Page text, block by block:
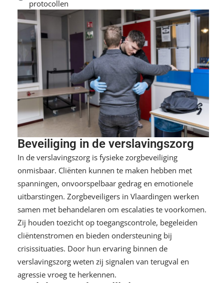
protocollen
Beveiliging in de verslavingszorg
In de verslavingszorg is fysieke zorgbeveiliging
onmisbaar. Cliënten kunnen te maken hebben met
spanningen, onvoorspelbaar gedrag en emotionele
uitbarstingen. Zorgbeveiligers in Vlaardingen werken
samen met behandelaren om escalaties te voorkomen.
Zij houden toezicht op toegangscontrole, begeleiden
cliëntenstromen en bieden ondersteuning bij
crisissituaties. Door hun ervaring binnen de
verslavingszorg weten zij signalen van terugval en
agressie vroeg te herkennen.